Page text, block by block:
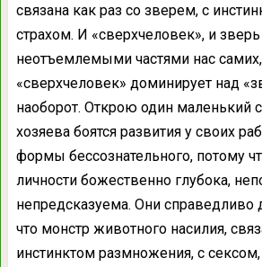
связана как раз со зверем, с
страхом. И «сверхчеловек», и
неотъемлемыми частями нас
«сверхчеловек» доминирует над
наоборот. Открою один маленький
хозяева боятся развития у своих
формы бессознательного, потому
личности божественно глубока,
непредсказуема. Они справедливо
что монстр животного насилия,
инстинктом размножения, с